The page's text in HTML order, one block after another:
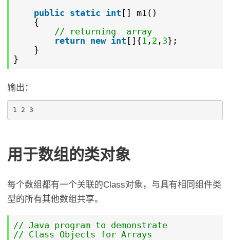
public static int [] m1()
{
// returning array
return new int []{1 , 2 , 3};
}
}
输出：
用于数组的类对象
每个数组都有一个关联的Class对象，与具有相同组件类
型的所有其他数组共享。
// Java program to demonstrate
// Class Objects for Arrays